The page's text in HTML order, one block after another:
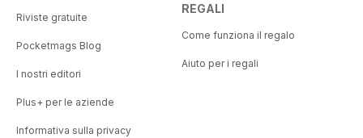
Riviste gratuite
Pocketmags Blog
I nostri editori
Plus+ per le aziende
Informativa sulla privacy
REGALI
Come funziona il regalo
Aiuto per i regali